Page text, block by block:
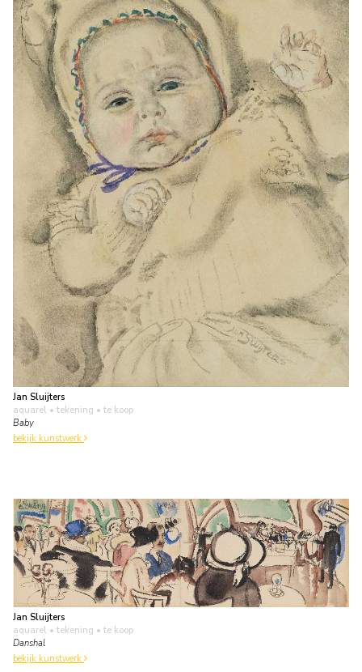
Jan Sluijters
aquarel • tekening • te koop
Baby
bekijk kunstwerk
Jan Sluijters
aquarel • tekening • te koop
Danshal
bekijk kunstwerk